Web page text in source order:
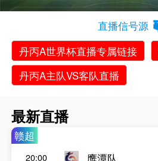
直播信号源
丹丙A世界杯直播专属链接
丹丙A主队VS客队直播
最新直播
赣超
20:00
鹰潭队